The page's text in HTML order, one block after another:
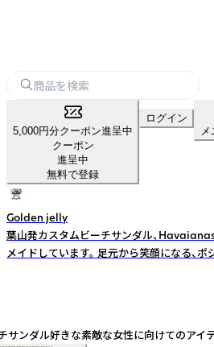
5,000円分クーポン進呈中
クーポン
進呈中
無料で登録
ログイン
メ
Golden jelly
葉山発カスタムビーチサンダル、Havaianas
メイドしています。 足元から笑顔になる、ポ
ンダル好きな素敵な女性に向けてのアイテ